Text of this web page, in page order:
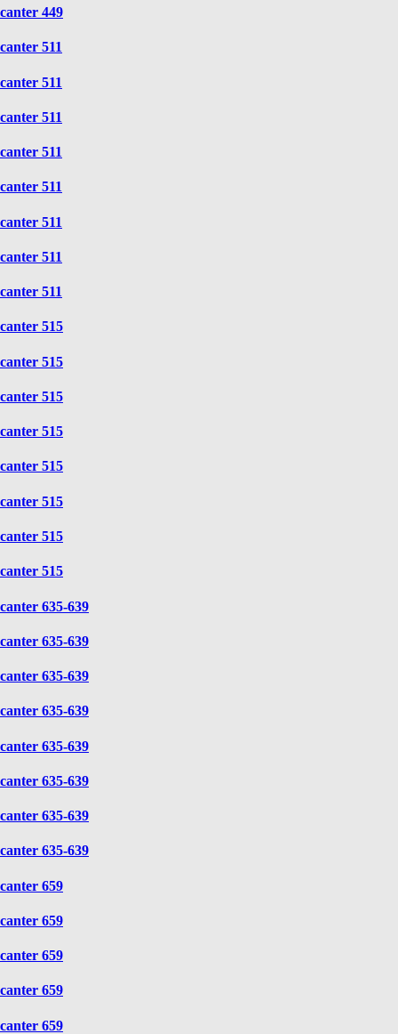
canter 449
canter 511
canter 511
canter 511
canter 511
canter 511
canter 511
canter 511
canter 511
canter 515
canter 515
canter 515
canter 515
canter 515
canter 515
canter 515
canter 515
canter 635-639
canter 635-639
canter 635-639
canter 635-639
canter 635-639
canter 635-639
canter 635-639
canter 635-639
canter 659
canter 659
canter 659
canter 659
canter 659